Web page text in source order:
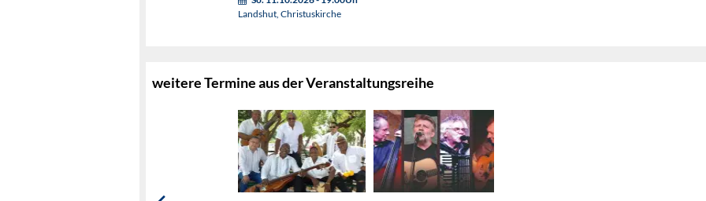
Landshut, Christuskirche
weitere Termine aus der Veranstaltungsreihe